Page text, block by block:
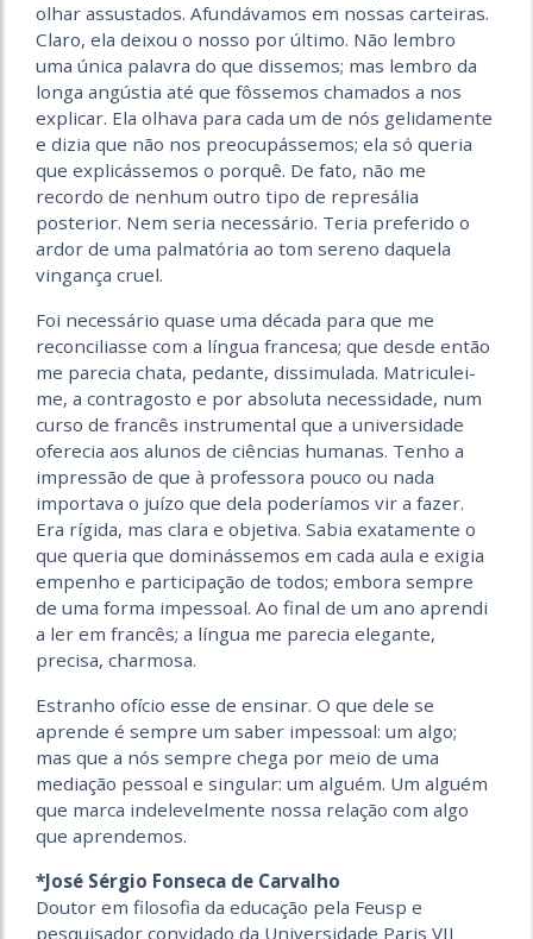
olhar assustados. Afundávamos em nossas carteiras.
Claro, ela deixou o nosso por último. Não lembro
uma única palavra do que dissemos; mas lembro da
longa angústia até que fôssemos chamados a nos
explicar. Ela olhava para cada um de nós gelidamente
e dizia que não nos preocupássemos; ela só queria
que explicássemos o porquê. De fato, não me
recordo de nenhum outro tipo de represália
posterior. Nem seria necessário. Teria preferido o
ardor de uma palmatória ao tom sereno daquela
vingança cruel.
Foi necessário quase uma década para que me
reconciliasse com a língua francesa; que desde então
me parecia chata, pedante, dissimulada. Matriculei-
me, a contragosto e por absoluta necessidade, num
curso de francês instrumental que a universidade
oferecia aos alunos de ciências humanas. Tenho a
impressão de que à professora pouco ou nada
importava o juízo que dela poderíamos vir a fazer.
Era rígida, mas clara e objetiva. Sabia exatamente o
que queria que dominássemos em cada aula e exigia
empenho e participação de todos; embora sempre
de uma forma impessoal. Ao final de um ano aprendi
a ler em francês; a língua me parecia elegante,
precisa, charmosa.
Estranho ofício esse de ensinar. O que dele se
aprende é sempre um saber impessoal: um algo;
mas que a nós sempre chega por meio de uma
mediação pessoal e singular: um alguém. Um alguém
que marca indelevelmente nossa relação com algo
que aprendemos.
*José Sérgio Fonseca de Carvalho
Doutor em filosofia da educação pela Feusp e
pesquisador convidado da Universidade Paris VII